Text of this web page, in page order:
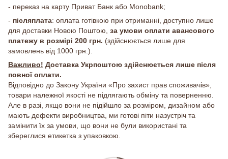
- переказ на карту Приват Банк або Monobank;
- післяплата: оплата готівкою при отриманні, доступно лише
для доставки Новою Поштою, за умови оплати авансового
платежу в розмірі 200 грн. (здійснюється лише для
замовлень від 1000 грн.).
Важливо! Доставка Укрпоштою здійснюється лише після
повної оплати.
Відповідно до Закону України «Про захист прав споживачів»,
товари належної якості не підлягають обміну та поверненню.
Але в разі, якщо вони не підійшло за розміром, дизайном або
мають дефекти виробництва, ми готові піти назустріч та
замінити їх за умови, що вони не були використані та
збереглися етикетка з упаковкою.